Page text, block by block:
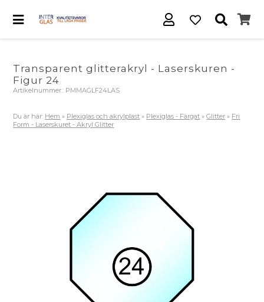
Transparent glitterakryl - Laserskuren -
Figur 24
Artikelnummer.: PMMAGLF24LAS
Du är här: Hem » Plexiglas och akrylplast » Plexiglas - Färgat »Glitter » Fri
Form - Laserskuret - Akryl Glitter